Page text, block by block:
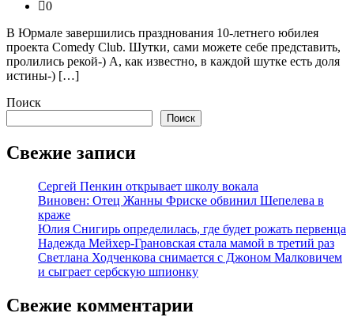
0
В Юрмале завершились празднования 10-летнего юбилея
проекта Comedy Club. Шутки, сами можете себе представить,
пролились рекой-) А, как известно, в каждой шутке есть доля
истины-) […]
Поиск
Поиск
Свежие записи
Сергей Пенкин открывает школу вокала
Виновен: Отец Жанны Фриске обвинил Шепелева в
краже
Юлия Снигирь определилась, где будет рожать первенца
Надежда Мейхер-Грановская стала мамой в третий раз
Светлана Ходченкова снимается с Джоном Малковичем
и сыграет сербскую шпионку
Свежие комментарии